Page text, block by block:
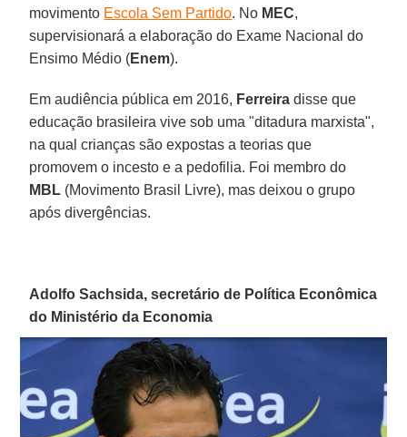
movimento Escola Sem Partido. No MEC,
supervisionará a elaboração do Exame Nacional do
Ensimo Médio (Enem).
Em audiência pública em 2016, Ferreira disse que
educação brasileira vive sob uma "ditadura marxista",
na qual crianças são expostas a teorias que
promovem o incesto e a pedofilia. Foi membro do
MBL (Movimento Brasil Livre), mas deixou o grupo
após divergências.
Adolfo Sachsida, secretário de Política Econômica
do Ministério da Economia